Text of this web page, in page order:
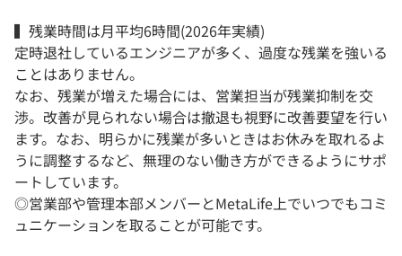
▍残業時間は月平均6時間(2026年実績)
定時退社しているエンジニアが多く、過度な残業を強いる
ことはありません。
なお、残業が増えた場合には、営業担当が残業抑制を交
渉。改善が見られない場合は撤退も視野に改善要望を行い
ます。なお、明らかに残業が多いときはお休みを取れるよ
うに調整するなど、無理のない働き方ができるようにサポ
ートしています。
◎営業部や管理本部メンバーとMetaLife上でいつでもコミ
ュニケーションを取ることが可能です。